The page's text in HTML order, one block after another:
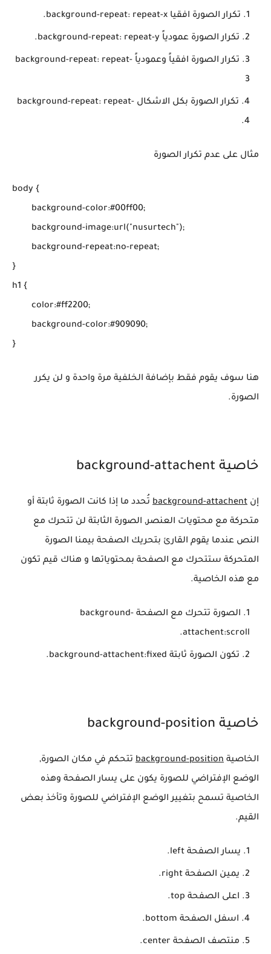
تكرار الصورة افقيا background-repeat: repeat-x.
تكرار الصورة عمودياً background-repeat: repeat-y.
تكرار الصورة افقياً وعمودياً background-repeat: repeat-
3
تكرار الصورة بكل الاشكال background-repeat: repeat-
4.
مثال على عدم تكرار الصورة
body {
}
h1 {
هنا سوف يقوم فقط بإضافة الخلفية مرة واحدة و لن يكرر
الصورة.
خاصية background-attachent
إن background-attachent تُحدد ما إذا كانت الصورة ثابتة أو
متحركة مع محتويات العنصر, الصورة الثابتة لن تتحرك مع
النص عندما يقوم القارئ بتحريك الصفحة بيمنا الصورة
المتحركة ستتحرك مع الصفحة بمحتوياتها و هناك قيم تكون
مع هذه الخاصية.
الصورة تتحرك مع الصفحة background-
attachent:scroll.
تكون الصورة ثابتة background-attachent:fixed.
خاصية background-position
الخاصية background-position تتحكم في مكان الصورة,
الوضع الإفتراضي للصورة يكون على يسار الصفحة وهذه
الخاصية تسمح بتغيير الوضع الإفتراضي للصورة وتأخذ بعض
القيم.
يسار الصفحة left.
يمين الصفحة right.
اعلى الصفحة top.
اسفل الصفحة bottom.
منتصف الصفحة center.